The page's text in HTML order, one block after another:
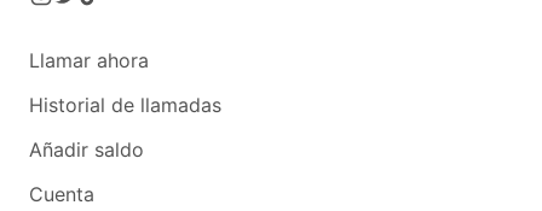
Llamar ahora
Historial de llamadas
Añadir saldo
Cuenta